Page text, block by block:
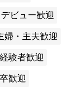
ビュー歓迎
婦・主夫歓迎
験者歓迎
歓迎